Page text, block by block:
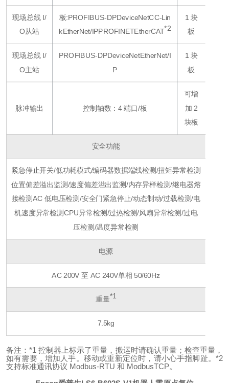
现场总线 I/
O从站
板:PROFIBUS-DPDeviceNetCC-Lin
kEtherNet/IPPROFINETEtherCAT*2
1 块
板
现场总线 I/
O主站
PROFIBUS-DPDeviceNetEtherNet/I
P
1 块
板
脉冲输出 控制轴数：4 端口/板
可增
加 2
块板
安全功能
紧急停止开关/低功耗模式/编码器数据端线检测/扭矩异常检测
位置偏差溢出监测/速度偏差溢出监测/内存异样检测/继电器熔
接检测AC 低电压检测/安全门紧急停止/动态制动/过载检测/电
机速度异常检测CPU异常检测/过热检测/风扇异常检测/过电
压检测/温度异常检测
电源
AC 200V 至 AC 240V单相 50/60Hz
重量*1
7.5kg
备注：*1 控制器上标示了重量，搬运时请确认重量；检查重量，
如有需要，增加人手。移动或重新定位时，请小心手指脚趾。 *2
支持标准通讯协议 Modbus-RTU 和 ModbusTCP。